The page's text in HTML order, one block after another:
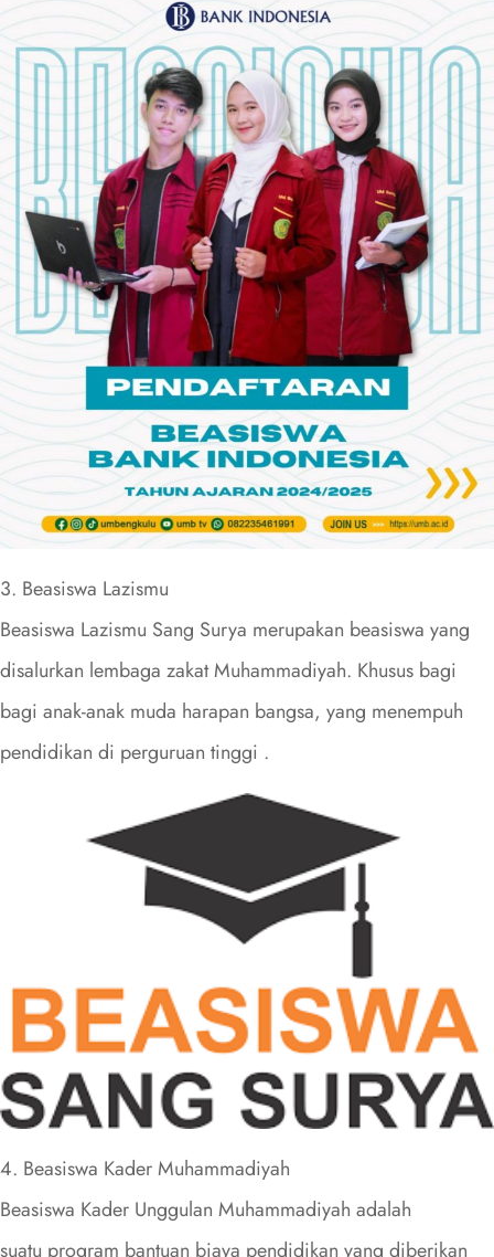
3. Beasiswa Lazismu
Beasiswa Lazismu Sang Surya merupakan beasiswa yang
disalurkan lembaga zakat Muhammadiyah. Khusus bagi
bagi anak-anak muda harapan bangsa, yang menempuh
pendidikan di perguruan tinggi .
4. Beasiswa Kader Muhammadiyah
Beasiswa Kader Unggulan Muhammadiyah adalah
suatu program bantuan biaya pendidikan yang diberikan